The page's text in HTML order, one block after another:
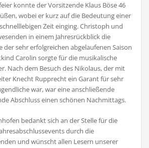
konnte der Vorsitzende Klaus Böse 46
wobei er kurz auf die Bedeutung einer
Zeit einging. Christoph und
in einem Jahresrückblick die
sehr erfolgreichen abgelaufenen Saison
Carolin sorgte für die musikalische
Nach dem Besuch des Nikolaus, der mit
Knecht Rupprecht ein Garant für sehr
war, war eine anschließende
Abschluss einen schönen Nachmittags.
bedankt sich an der Stelle für die
durch die
und wünscht allen Lesern unserer